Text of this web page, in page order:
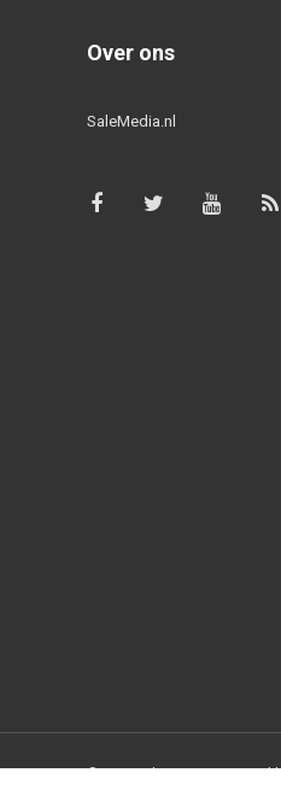
Over ons
SaleMedia.nl
© Copyright 2026 - Powered